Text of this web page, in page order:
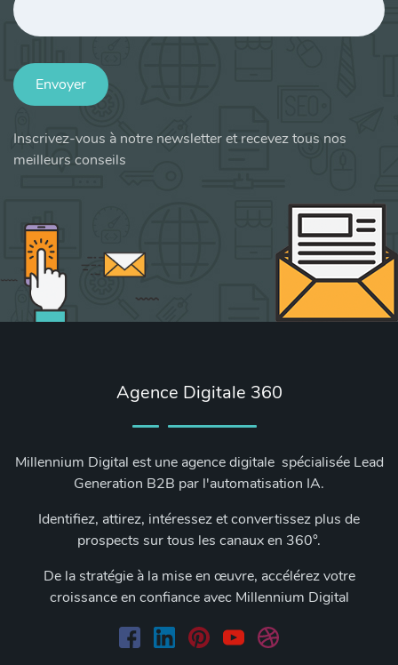
Envoyer
Inscrivez-vous à notre newsletter et recevez tous nos
meilleurs conseils
Agence Digitale 360
Millennium Digital est une agence digitale spécialisée Lead
Generation B2B par l'automatisation IA.
Identifiez, attirez, intéressez et convertissez plus de
prospects sur tous les canaux en 360°.
De la stratégie à la mise en œuvre, accélérez votre
croissance en confiance avec Millennium Digital